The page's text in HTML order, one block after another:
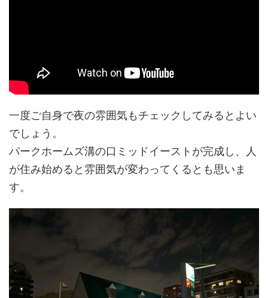
一度ご自身で夜の雰囲気もチェックしてみるとよい
でしょう。
パークホームズ溝の口ミッドイーストが完成し、人
が住み始めると雰囲気が変わってくるとも思いま
す。